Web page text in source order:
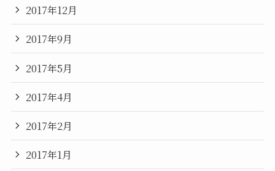
2017年12月
2017年9月
2017年5月
2017年4月
2017年2月
2017年1月